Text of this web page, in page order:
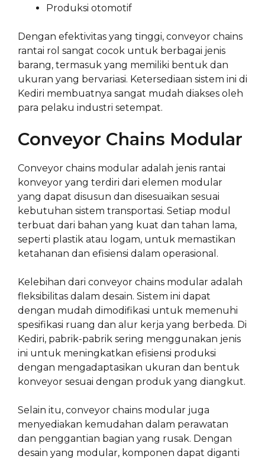
Produksi otomotif
Dengan efektivitas yang tinggi, conveyor chains
rantai rol sangat cocok untuk berbagai jenis
barang, termasuk yang memiliki bentuk dan
ukuran yang bervariasi. Ketersediaan sistem ini di
Kediri membuatnya sangat mudah diakses oleh
para pelaku industri setempat.
Conveyor Chains Modular
Conveyor chains modular adalah jenis rantai
konveyor yang terdiri dari elemen modular
yang dapat disusun dan disesuaikan sesuai
kebutuhan sistem transportasi. Setiap modul
terbuat dari bahan yang kuat dan tahan lama,
seperti plastik atau logam, untuk memastikan
ketahanan dan efisiensi dalam operasional.
Kelebihan dari conveyor chains modular adalah
fleksibilitas dalam desain. Sistem ini dapat
dengan mudah dimodifikasi untuk memenuhi
spesifikasi ruang dan alur kerja yang berbeda. Di
Kediri, pabrik-pabrik sering menggunakan jenis
ini untuk meningkatkan efisiensi produksi
dengan mengadaptasikan ukuran dan bentuk
konveyor sesuai dengan produk yang diangkut.
Selain itu, conveyor chains modular juga
menyediakan kemudahan dalam perawatan
dan penggantian bagian yang rusak. Dengan
desain yang modular, komponen dapat diganti